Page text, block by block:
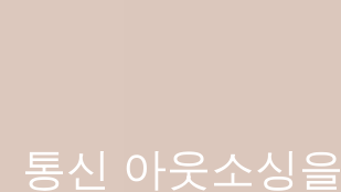
통신 아웃소싱을